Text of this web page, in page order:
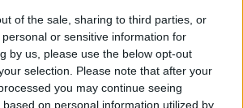
of the sale, sharing to third parties, or
or sensitive information for
by us, please use the below opt-out
selection. Please note that after your
you may continue seeing
on personal information utilized by
az Igaz Szerelemhez.